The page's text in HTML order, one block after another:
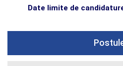
Date limite de